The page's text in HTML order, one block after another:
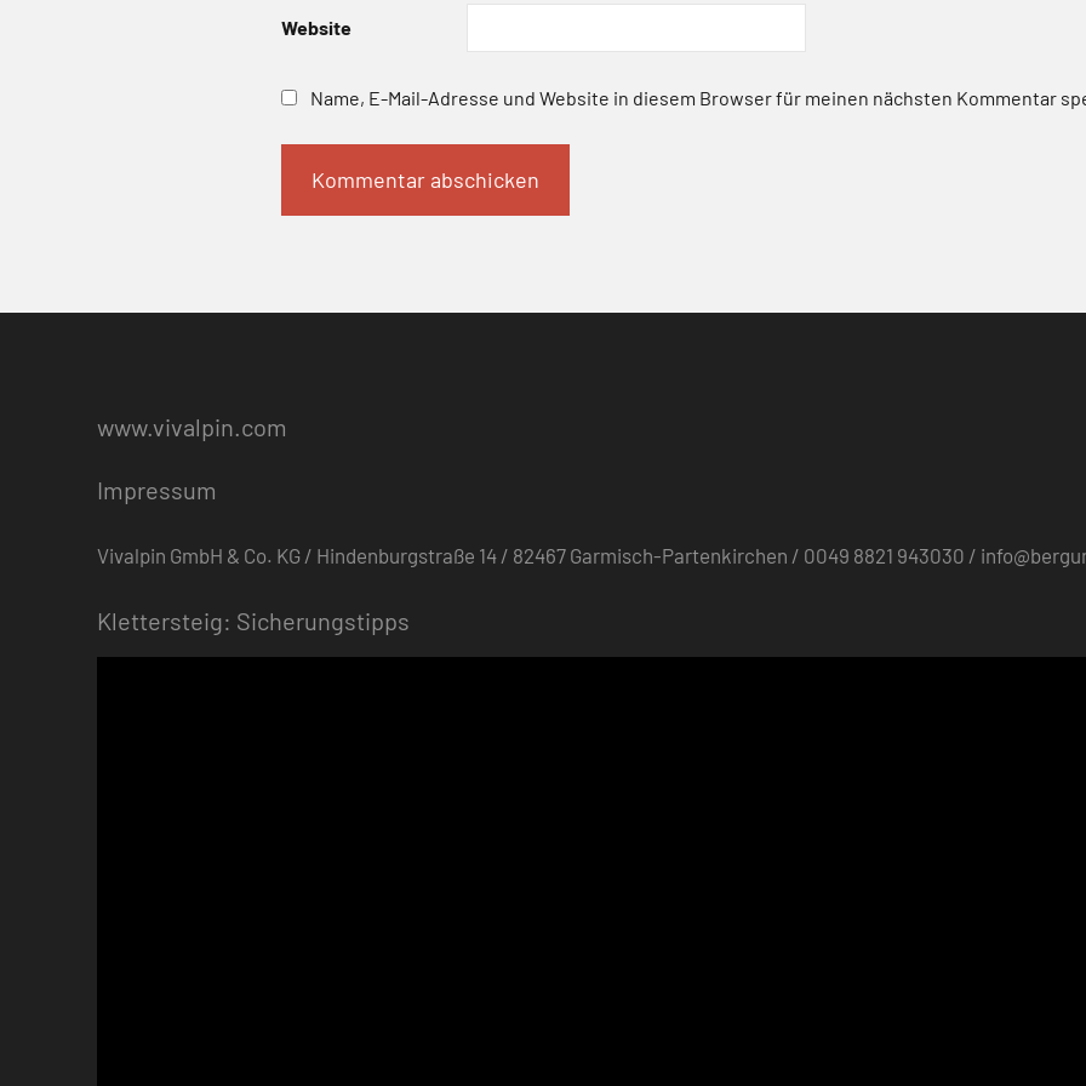
Website
Name, E-Mail-Adresse und Website in diesem Browser für meinen nächsten Kommentar
www.vivalpin.com
Impressum
Vivalpin GmbH & Co. KG / Hindenburgstraße 14 / 82467 Garmisch-Partenkirchen / 0049 8821 943030 /
Klettersteig: Sicherungstipps